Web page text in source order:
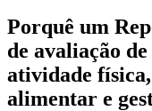
Porquê um
de avaliação
atividade
alimentar e